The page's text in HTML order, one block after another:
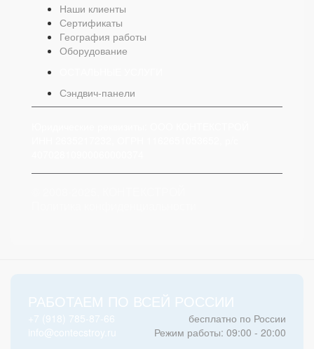
Наши клиенты
Сертификаты
География работы
Оборудование
Сэндвич-панели
РАБОТАЕМ ПО ВСЕЙ РОССИИ
+7 (918) 785-87-66
бесплатно по России
info@contecstroy.ru
Режим работы: 09:00 - 20:00